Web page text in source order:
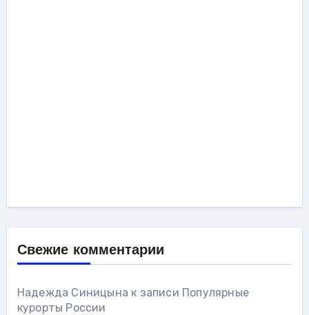
Свежие комментарии
Надежда Синицына к записи Популярные
курорты России